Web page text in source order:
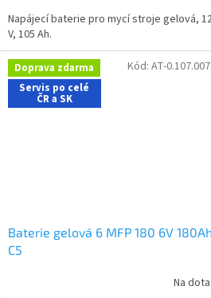
Napájecí baterie pro mycí stroje gelová,
V, 105 Ah.
Doprava zdarma
Servis po celé
ČR a SK
Baterie gelová 6 MFP 180 6V 180Ah
C5
Na
Kód: AT-